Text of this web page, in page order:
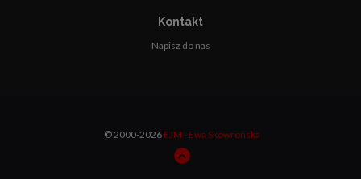
Kontakt
Napisz do nas
© 2000-2026 EJM - Ewa Skowrońska